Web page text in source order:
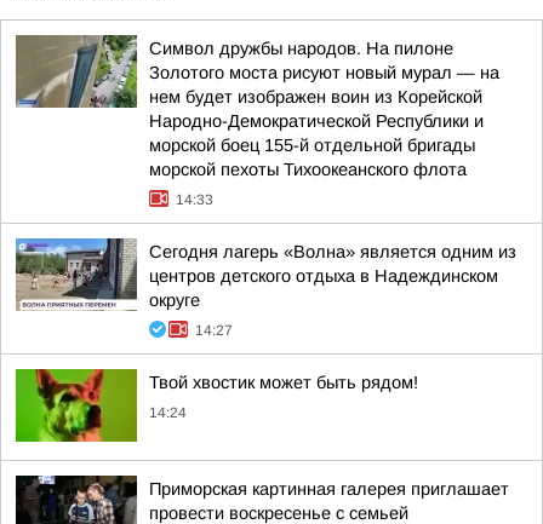
Символ дружбы народов. На пилоне
Золотого моста рисуют новый мурал — на
нем будет изображен воин из Корейской
Народно-Демократической Республики и
морской боец 155-й отдельной бригады
морской пехоты Тихоокеанского флота
14:33
Сегодня лагерь «Волна» является одним из
центров детского отдыха в Надеждинском
округе
14:27
Твой хвостик может быть рядом!
14:24
Приморская картинная галерея приглашает
провести воскресенье с семьей